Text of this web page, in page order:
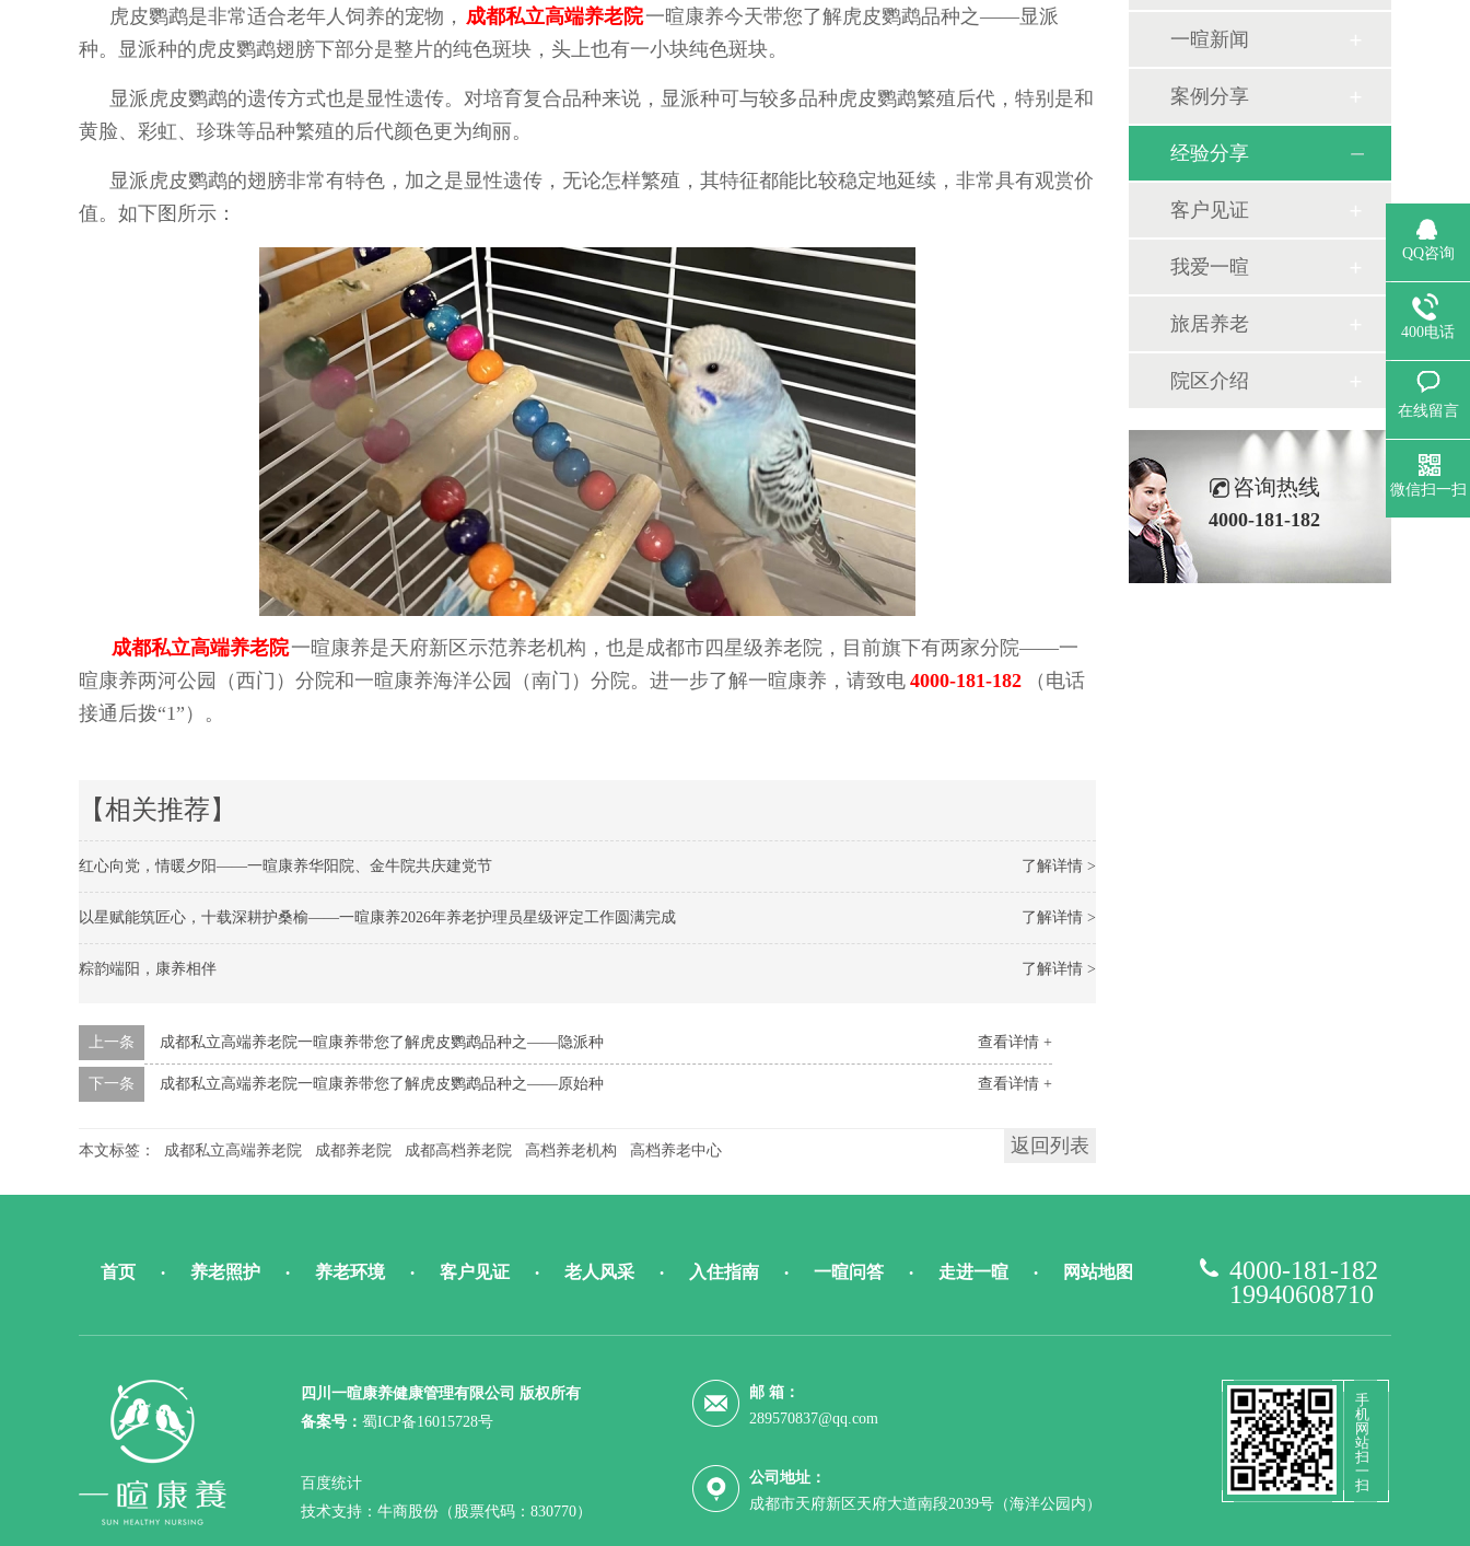
虎皮鹦鹉是非常适合老年人饲养的宠物， 成都私立高端养老院一暄康养今天带您了解虎皮鹦鹉品种之——显派
种。显派种的虎皮鹦鹉翅膀下部分是整片的纯色斑块，头上也有一小块纯色斑块。
显派虎皮鹦鹉的遗传方式也是显性遗传。对培育复合品种来说，显派种可与较多品种虎皮鹦鹉繁殖后代，特别是和
黄脸、彩虹、珍珠等品种繁殖的后代颜色更为绚丽。
显派虎皮鹦鹉的翅膀非常有特色，加之是显性遗传，无论怎样繁殖，其特征都能比较稳定地延续，非常具有观赏价
值。如下图所示：
成都私立高端养老院一暄康养是天府新区示范养老机构，也是成都市四星级养老院，目前旗下有两家分院——一
暄康养两河公园（西门）分院和一暄康养海洋公园（南门）分院。进一步了解一暄康养， 请致电 4000-181-182
（电话
接通后拨“1”）。
【相关推荐】
了解详情 >
红心向党，情暖夕阳——一暄康养华阳院、金牛院共庆建党节
了解详情 >
以星赋能筑匠心，十载深耕护桑榆——一暄康养2026年养老护理员星级评定工作圆满完成
了解详情 >
粽韵端阳，康养相伴
查看详情 +
上一条 成都私立高端养老院一暄康养带您了解虎皮鹦鹉品种之——隐派种
查看详情 +
下一条 成都私立高端养老院一暄康养带您了解虎皮鹦鹉品种之——原始种
返回列表
本文标签： 成都私立高端养老院 成都养老院 成都高档养老院 高档养老机构 高档养老中心
一暄新闻
案例分享
经验分享
客户见证
我爱一暄
旅居养老
院区介绍
咨询热线
4000-181-182
首页 • 养老照护 • 养老环境 • 客户见证 • 老人风采 • 入住指南 • 一暄问答 • 走进一暄 • 网站地图
4000-181-182
19940608710
四川一暄康养健康管理有限公司 版权所有
备案号： 蜀ICP备16015728号
百度统计
技术支持：牛商股份（股票代码：830770）
邮 箱：
289570837@qq.com
公司地址：
成都市天府新区天府大道南段2039号（海洋公园内）
手
机
网
站
扫
一
扫
QQ咨询
400电话
在线留言
微信扫一扫